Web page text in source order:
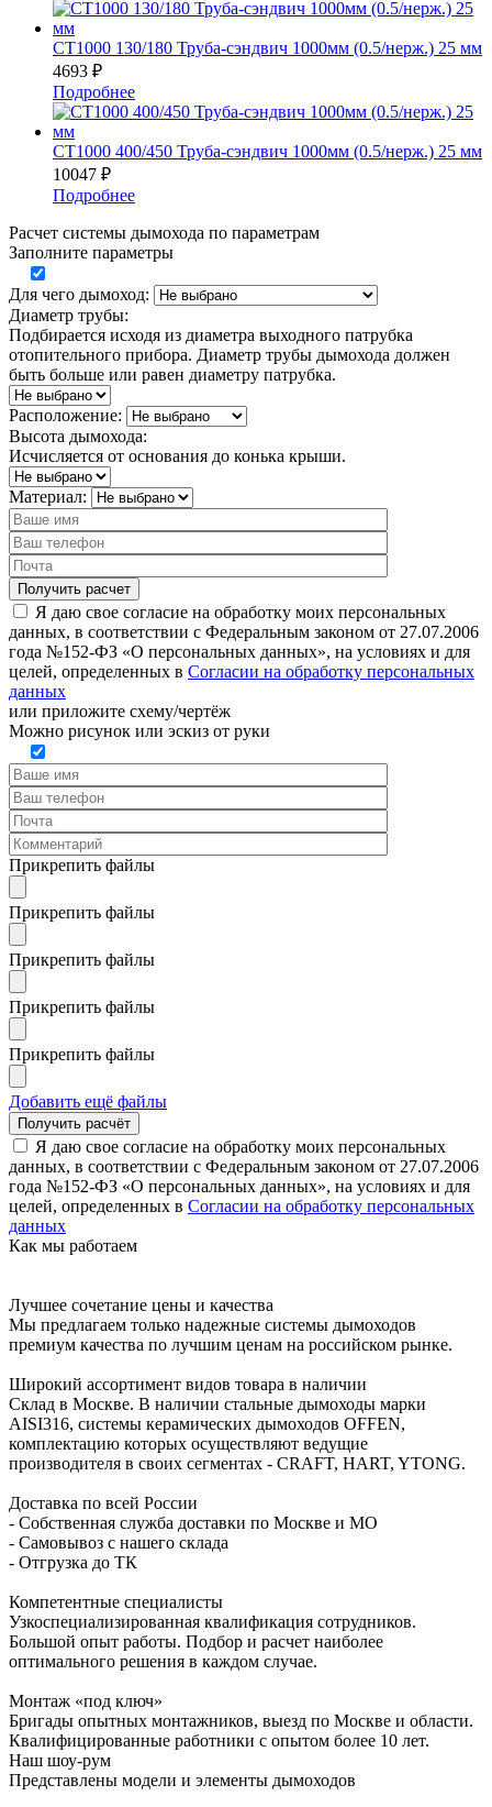
СТ1000 130/180 Труба-сэндвич 1000мм (0.5/нерж.) 25 мм
4693 ₽
Подробнее
СТ1000 400/450 Труба-сэндвич 1000мм (0.5/нерж.) 25 мм
10047 ₽
Подробнее
Расчет системы дымохода по параметрам
Заполните параметры
Для чего дымоход:
Диаметр трубы:
Подбирается исходя из диаметра выходного патрубка
отопительного прибора. Диаметр трубы дымохода должен
быть больше или равен диаметру патрубка.
Расположение:
Высота дымохода:
Исчисляется от основания до конька крыши.
Материал:
Я даю свое согласие на обработку моих персональных
данных, в соответствии с Федеральным законом от 27.07.2006
года №152-ФЗ «О персональных данных», на условиях и для
целей, определенных в Согласии на обработку персональных
данных
или приложите схему/чертёж
Можно рисунок или эскиз от руки
Прикрепить файлы
Прикрепить файлы
Прикрепить файлы
Прикрепить файлы
Прикрепить файлы
Добавить ещё файлы
Я даю свое согласие на обработку моих персональных
данных, в соответствии с Федеральным законом от 27.07.2006
года №152-ФЗ «О персональных данных», на условиях и для
целей, определенных в Согласии на обработку персональных
данных
Как мы работаем
Лучшее сочетание цены и качества
Мы предлагаем только надежные системы дымоходов
премиум качества по лучшим ценам на российском рынке.
Широкий ассортимент видов товара в наличии
Склад в Москве. В наличии стальные дымоходы марки
AISI316, системы керамических дымоходов OFFEN,
комплектацию которых осуществляют ведущие
производителя в своих сегментах - CRAFT, HART, YTONG.
Доставка по всей России
- Собственная служба доставки по Москве и МО
- Самовывоз с нашего склада
- Отгрузка до ТК
Компетентные специалисты
Узкоспециализированная квалификация сотрудников.
Большой опыт работы. Подбор и расчет наиболее
оптимального решения в каждом случае.
Монтаж «под ключ»
Бригады опытных монтажников, выезд по Москве и области.
Квалифицированные работники с опытом более 10 лет.
Наш шоу-рум
Представлены модели и элементы дымоходов